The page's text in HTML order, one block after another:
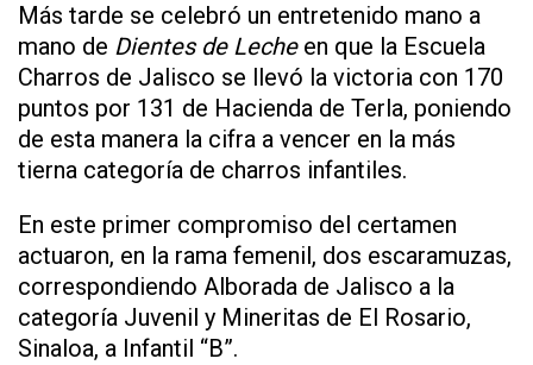
Más tarde se celebró un entretenido mano a
mano de Dientes de Lecheen que la Escuela
Charros de Jalisco se llevó la victoria con 170
puntos por 131 de Hacienda de Terla, poniendo
de esta manera la cifra a vencer en la más
tierna categoría de charros infantiles.
En este primer compromiso del certamen
actuaron, en la rama femenil, dos escaramuzas,
correspondiendo Alborada de Jalisco a la
categoría Juvenil y Mineritas de El Rosario,
Sinaloa, a Infantil “B”.